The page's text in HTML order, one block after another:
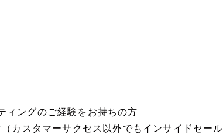
ィングのご経験をお持ちの方
カスタマーサクセス以外でもインサイドセール